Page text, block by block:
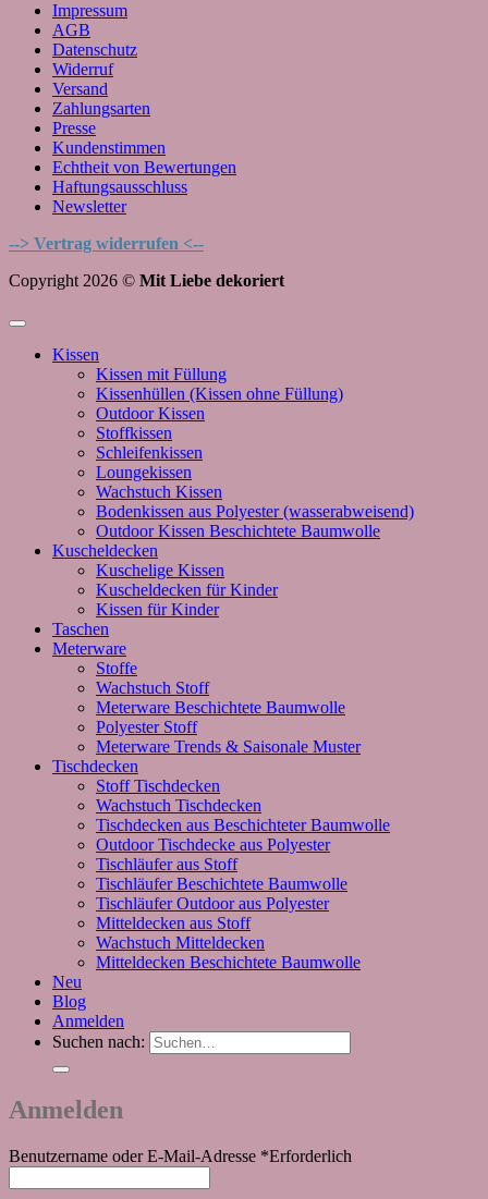
Impressum
AGB
Datenschutz
Widerruf
Versand
Zahlungsarten
Presse
Kundenstimmen
Echtheit von Bewertungen
Haftungsausschluss
Newsletter
--> Vertrag widerrufen <--
Copyright 2026 © Mit Liebe dekoriert
Kissen
Kissen mit Füllung
Kissenhüllen (Kissen ohne Füllung)
Outdoor Kissen
Stoffkissen
Schleifenkissen
Loungekissen
Wachstuch Kissen
Bodenkissen aus Polyester (wasserabweisend)
Outdoor Kissen Beschichtete Baumwolle
Kuscheldecken
Kuschelige Kissen
Kuscheldecken für Kinder
Kissen für Kinder
Taschen
Meterware
Stoffe
Wachstuch Stoff
Meterware Beschichtete Baumwolle
Polyester Stoff
Meterware Trends & Saisonale Muster
Tischdecken
Stoff Tischdecken
Wachstuch Tischdecken
Tischdecken aus Beschichteter Baumwolle
Outdoor Tischdecke aus Polyester
Tischläufer aus Stoff
Tischläufer Beschichtete Baumwolle
Tischläufer Outdoor aus Polyester
Mitteldecken aus Stoff
Wachstuch Mitteldecken
Mitteldecken Beschichtete Baumwolle
Neu
Blog
Anmelden
Suchen nach:
Anmelden
Benutzername oder E-Mail-Adresse *Erforderlich